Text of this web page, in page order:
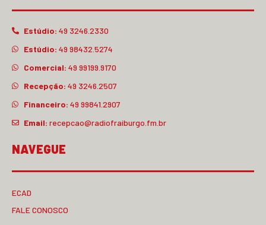
Estúdio: 49 3246.2330
Estúdio: 49 98432.5274
Comercial: 49 99199.9170
Recepção: 49 3246.2507
Financeiro: 49 99841.2907
Email: recepcao@radiofraiburgo.fm.br
NAVEGUE
ECAD
FALE CONOSCO